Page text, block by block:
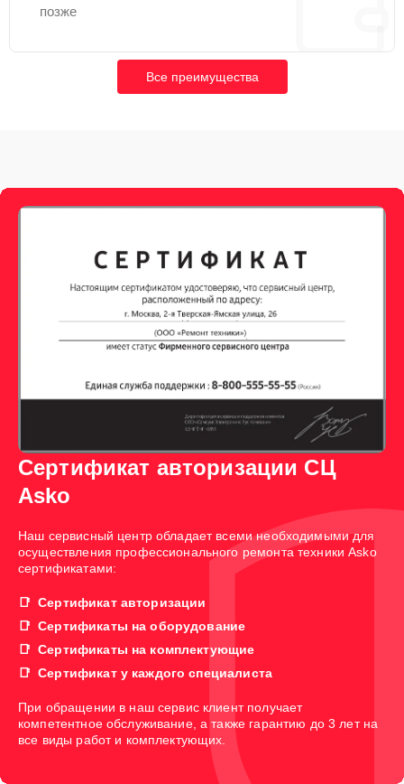
позже
Все преимущества
Сертификат авторизации СЦ
Asko
Наш сервисный центр обладает всеми необходимыми для
осуществления профессионального ремонта техники Asko
сертификатами:
Сертификат авторизации
Сертификаты на оборудование
Сертификаты на комплектующие
Сертификат у каждого специалиста
При обращении в наш сервис клиент получает
компетентное обслуживание, а также гарантию до 3 лет на
все виды работ и комплектующих.